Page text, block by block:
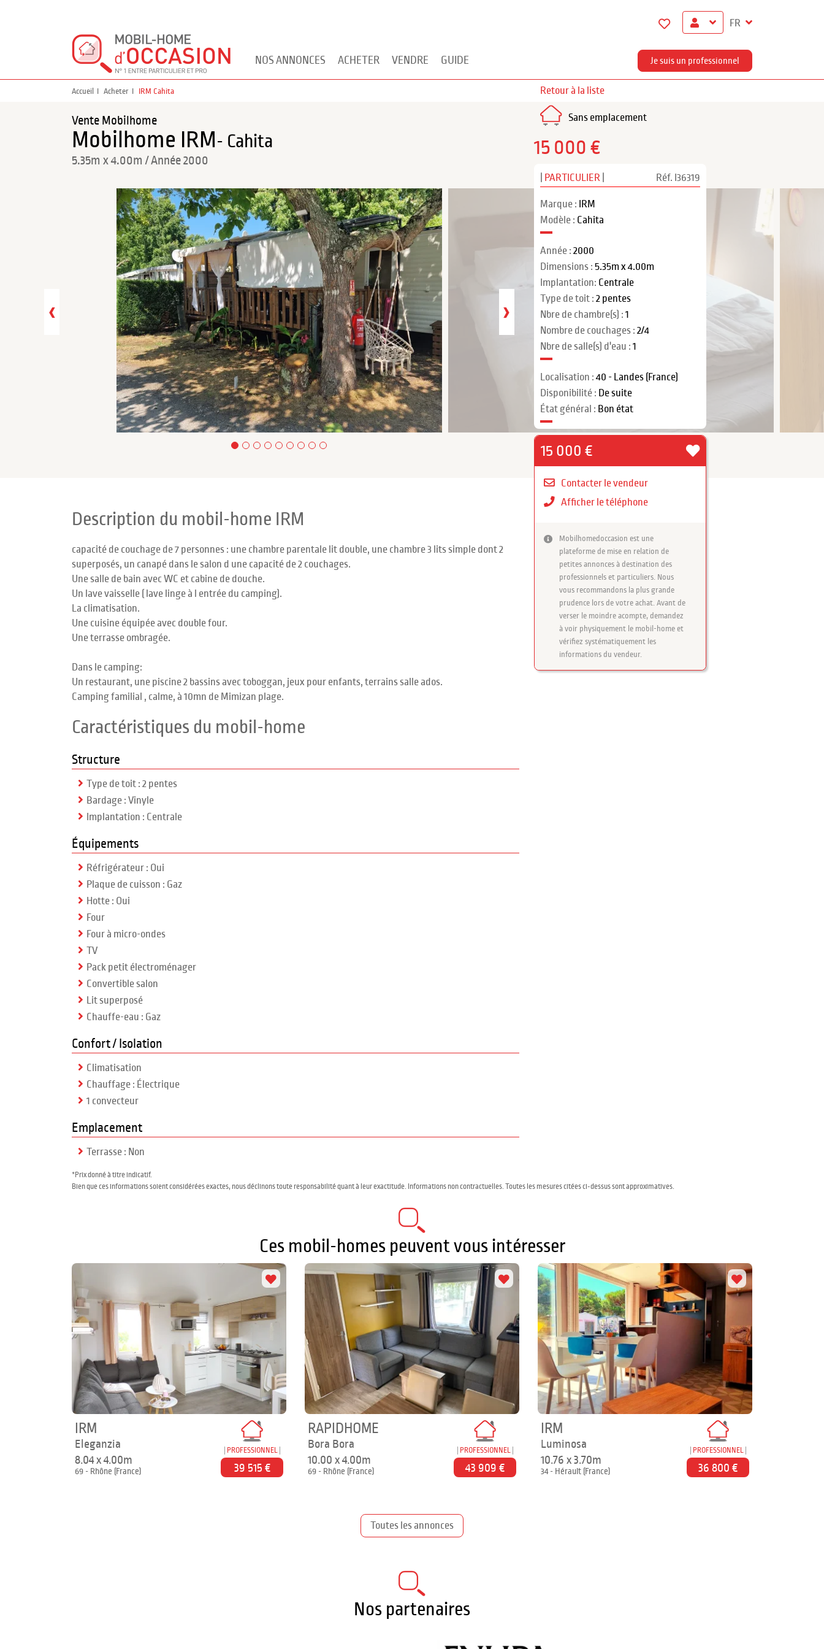
FR
NOS ANNONCES ACHETER VENDRE GUIDE Je suis un professionnel
Accueil Acheter IRM Cahita
Vente Mobilhome
Mobilhome IRM- Cahita
5.35m x 4.00m / Année 2000
‹ ›
Retour à la liste
Sans emplacement
15 000 €
PARTICULIER Réf. I36319
Marque : IRM
Modèle : Cahita
Année :2000
Dimensions :5.35m x 4.00m
Implantation: Centrale
Type de toit :2 pentes
Nbre de chambre(s) :1
Nombre de couchages :2/4
Nbre de salle(s) d'eau :1
Localisation :40 - Landes (France)
Disponibilité : De suite
État général : Bon état
15 000 €
Contacter le vendeur
Afficher le téléphone
Mobilhomedoccasion est une
plateforme de mise en relation de
petites annonces à destination des
professionnels et particuliers. Nous
vous recommandons la plus grande
prudence lors de votre achat. Avant de
verser le moindre acompte, demandez
à voir physiquement le mobil-home et
vérifiez systématiquement les
informations du vendeur.
Description du mobil-home IRM
capacité de couchage de 7 personnes : une chambre parentale lit double, une chambre 3 lits simple dont 2
superposés, un canapé dans le salon d une capacité de 2 couchages.
Une salle de bain avec WC et cabine de douche.
Un lave vaisselle ( lave linge à l entrée du camping).
La climatisation.
Une cuisine équipée avec double four.
Une terrasse ombragée.
Dans le camping:
Un restaurant, une piscine 2 bassins avec toboggan, jeux pour enfants, terrains salle ados.
Camping familial , calme, à 10mn de Mimizan plage.
Caractéristiques du mobil-home
Structure
Type de toit : 2 pentes
Bardage : Vinyle
Implantation : Centrale
Équipements
Réfrigérateur : Oui
Plaque de cuisson : Gaz
Hotte : Oui
Four
Four à micro-ondes
TV
Pack petit électroménager
Convertible salon
Lit superposé
Chauffe-eau : Gaz
Confort / Isolation
Climatisation
Chauffage : Électrique
1 convecteur
Emplacement
Terrasse : Non
*Prix donné à titre indicatif.
Bien que ces informations soient considérées exactes, nous déclinons toute responsabilité quant à leur exactitude. Informations non contractuelles. Toutes les mesures citées ci-dessus sont approximatives.
Ces mobil-homes peuvent vous intéresser
IRM
Eleganzia
8.04 x 4.00m
69 - Rhône (France)
PROFESSIONNEL
39 515 €
RAPIDHOME
Bora Bora
10.00 x 4.00m
69 - Rhône (France)
PROFESSIONNEL
43 909 €
IRM
Luminosa
10.76 x 3.70m
34 - Hérault (France)
PROFESSIONNEL
36 800 €
Toutes les annonces
Nos partenaires